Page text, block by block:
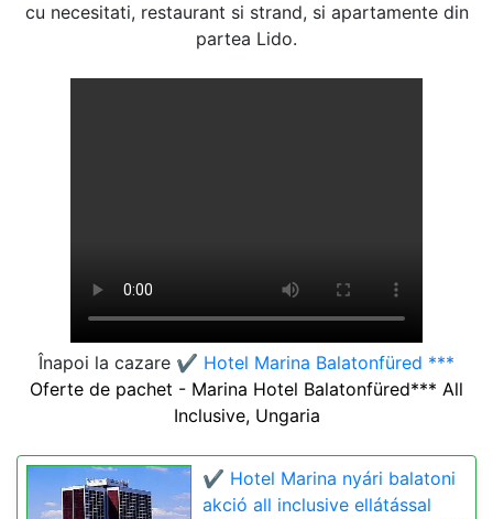
cu necesitati, restaurant si strand, si apartamente din
partea Lido.
Înapoi la cazare ✔️ Hotel Marina Balatonfüred ***
Oferte de pachet - Marina Hotel Balatonfüred*** All
Inclusive, Ungaria
✔️ Hotel Marina nyári balatoni
akció all inclusive ellátással